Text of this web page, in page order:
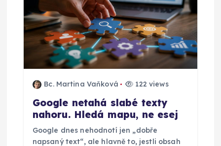
Bc. Martina Vaňková 122 views
Google netahá slabé texty
nahoru. Hledá mapu, ne esej
Google dnes nehodnotí jen „dobře
napsaný text“, ale hlavně to, jestli obsah